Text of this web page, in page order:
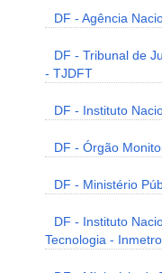
DF - Agência
DF - Tribunal de
- TJDFT
DF - Instituto
DF - Órgão
DF - Ministério
DF - Instituto
Tecnologia - Inmetro